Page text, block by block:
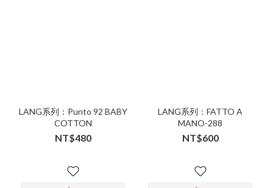
LANG系列：Punto 92 BABY
COTTON
NT$480
LANG系列：FATTO A
MANO-288
NT$600